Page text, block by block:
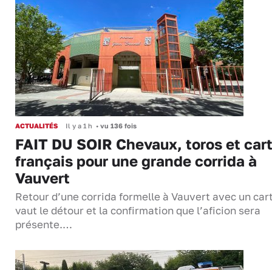
ACTUALITÉS Il y a 1 h • vu 136 fois
FAIT DU SOIR Chevaux, toros et
français pour une grande corrida à
Vauvert
Retour d’une corrida formelle à Vauvert avec un
vaut le détour et la confirmation que l’aficion sera
présente.…